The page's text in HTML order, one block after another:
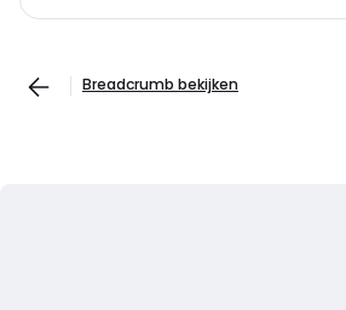
Breadcrumb bekijken